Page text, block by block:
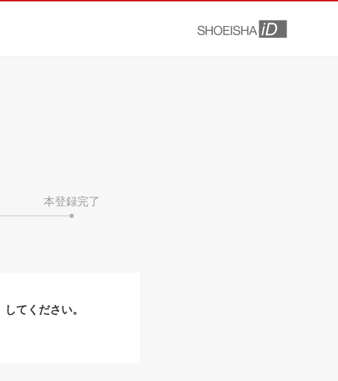
本登録完了
してください。